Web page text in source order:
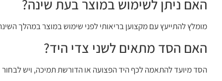
האם ניתן לשימוש במוצר בעת שינה?
מומלץ להתייעץ עם מקצוען בריאותי לפני שימוש במוצר במהלך
האם הסד מתאים לשני צדי היד?
הסד מיועד להתאמה לכף היד הפצועה או הדורשת תמיכה, ויש